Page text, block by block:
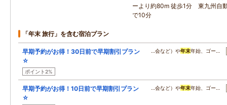
ーより約80m 徒歩1分 東九州自
で10分
「年末 旅行」を含む宿泊プラン
早期予約がお得！30日前で早期割引プラン
☆
ポイント2%
…会など）や年末年始、ゴー…
早期予約がお得！10日前で早期割引プラン
☆
…会など）や年末年始、ゴー…